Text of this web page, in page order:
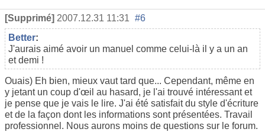
[Supprimé] 2007.12.31 11:31 #6
Better:
J'aurais aimé avoir un manuel comme celui-là il y a un an
et demi !
Ouais) Eh bien, mieux vaut tard que... Cependant, même en
y jetant un coup d'œil au hasard, je l'ai trouvé intéressant et
je pense que je vais le lire. J'ai été satisfait du style d'écriture
et de la façon dont les informations sont présentées. Travail
professionnel. Nous aurons moins de questions sur le forum.